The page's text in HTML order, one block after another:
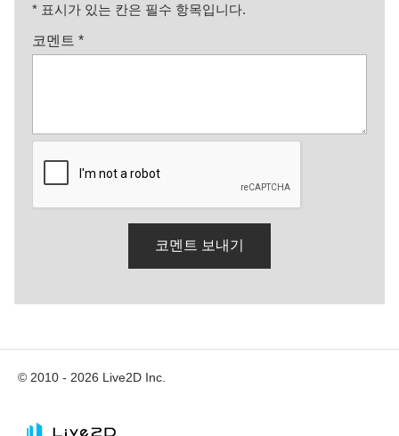
* 표시가 있는 칸은 필수 항목입니다.
코멘트 *
© 2010 - 2026 Live2D Inc.